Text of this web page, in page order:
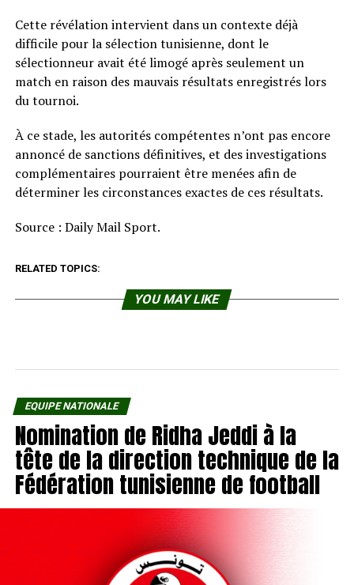
Cette révélation intervient dans un contexte déjà
difficile pour la sélection tunisienne, dont le
sélectionneur avait été limogé après seulement un
match en raison des mauvais résultats enregistrés lors
du tournoi.
À ce stade, les autorités compétentes n’ont pas encore
annoncé de sanctions définitives, et des investigations
complémentaires pourraient être menées afin de
déterminer les circonstances exactes de ces résultats.
Source : Daily Mail Sport.
RELATED TOPICS:
YOU MAY LIKE
EQUIPE NATIONALE
Nomination de Ridha Jeddi à la
tête de la direction technique de la
Fédération tunisienne de football